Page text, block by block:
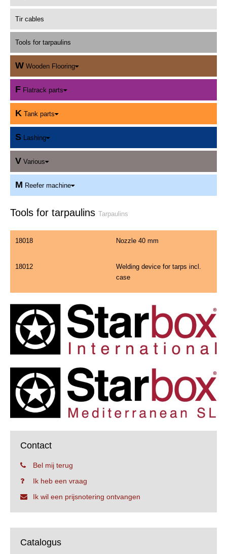
Tir cables
Tools for tarpaulins
W Wooden Flooring
F Flatrack parts
K Tank parts
S Lashing
V Various
M Reefer machine
Tools for tarpaulins Tarpaulins
18018 Nozzle 40 mm
18012
Welding device for tarps incl.
case
Contact
Bel mij terug
Ik heb een vraag
Ik wil een prijsnotering ontvangen
Catalogus